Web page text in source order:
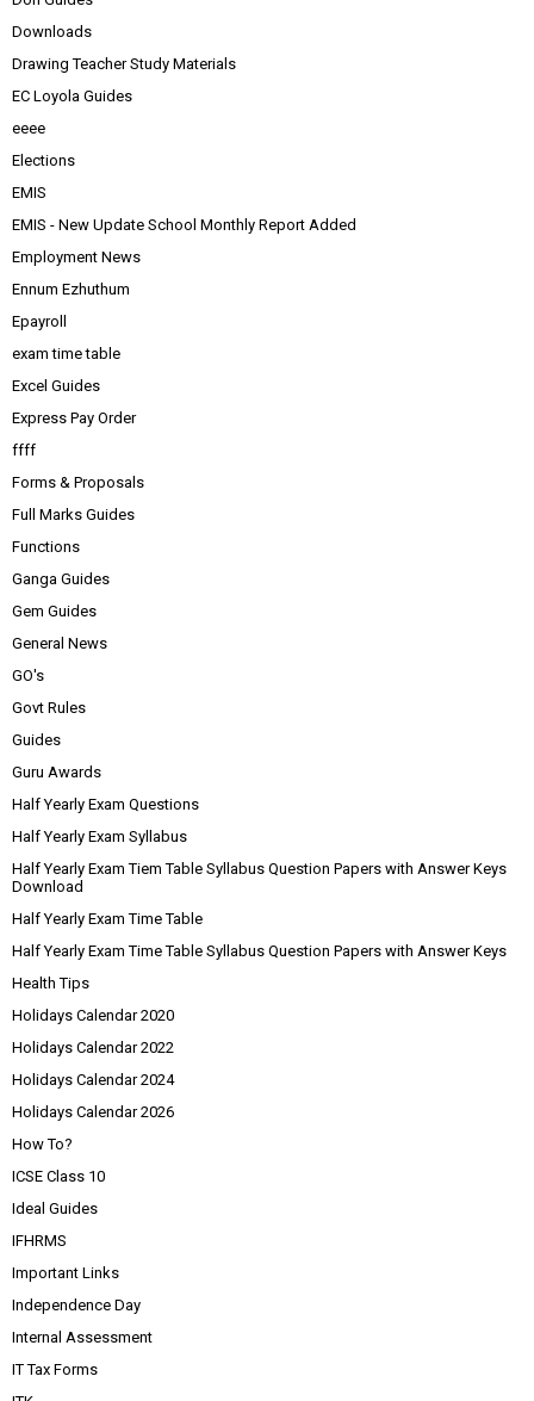
Downloads
Drawing Teacher Study Materials
EC Loyola Guides
eeee
Elections
EMIS
EMIS - New Update School Monthly Report Added
Employment News
Ennum Ezhuthum
Epayroll
exam time table
Excel Guides
Express Pay Order
ffff
Forms & Proposals
Full Marks Guides
Functions
Ganga Guides
Gem Guides
General News
GO's
Govt Rules
Guides
Guru Awards
Half Yearly Exam Questions
Half Yearly Exam Syllabus
Half Yearly Exam Tiem Table Syllabus Question Papers with Answer Keys
Download
Half Yearly Exam Time Table
Half Yearly Exam Time Table Syllabus Question Papers with Answer Keys
Health Tips
Holidays Calendar 2020
Holidays Calendar 2022
Holidays Calendar 2024
Holidays Calendar 2026
How To?
ICSE Class 10
Ideal Guides
IFHRMS
Important Links
Independence Day
Internal Assessment
IT Tax Forms